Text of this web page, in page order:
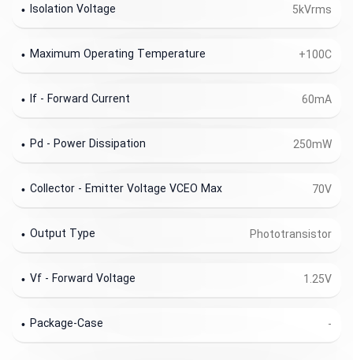
5kVrms
Isolation Voltage
+100C
Maximum Operating Temperature
60mA
If - Forward Current
250mW
Pd - Power Dissipation
70V
Collector - Emitter Voltage VCEO Max
Phototransistor
Output Type
1.25V
Vf - Forward Voltage
-
Package-Case